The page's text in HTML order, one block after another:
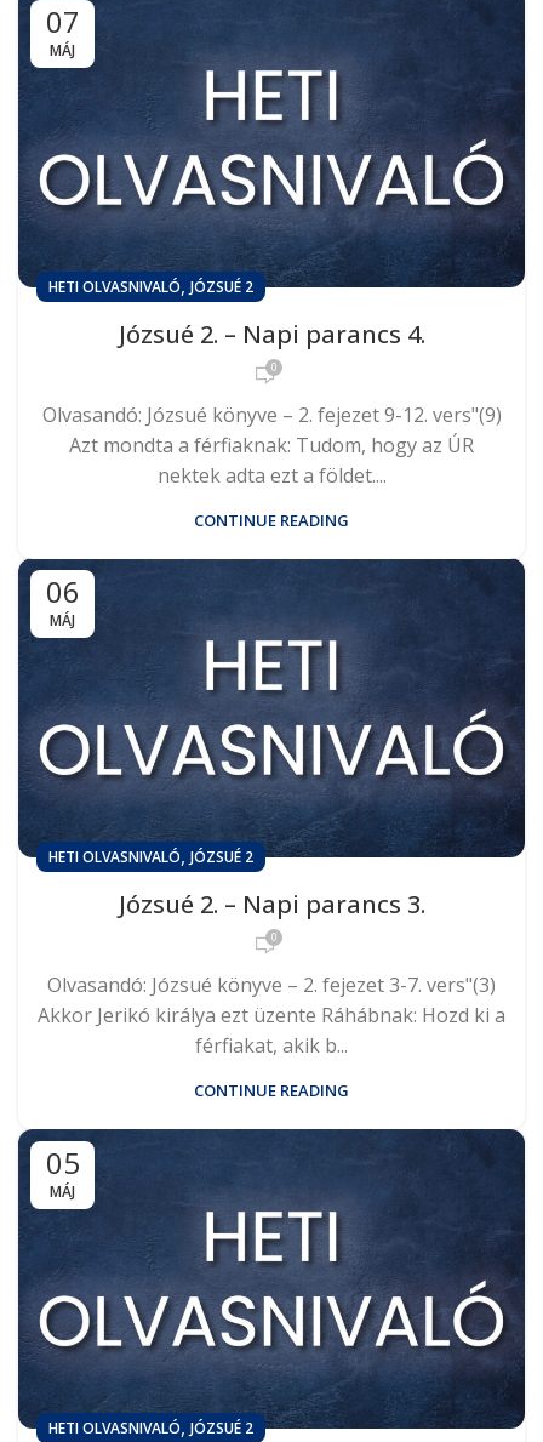
07
MÁJ
HETI OLVASNIVALÓ, JÓZSUÉ 2
Józsué 2. – Napi parancs 4.
0
Olvasandó: Józsué könyve – 2. fejezet 9-12. vers"(9)
Azt mondta a férfiaknak: Tudom, hogy az ÚR
nektek adta ezt a földet....
CONTINUE READING
06
MÁJ
HETI OLVASNIVALÓ, JÓZSUÉ 2
Józsué 2. – Napi parancs 3.
0
Olvasandó: Józsué könyve – 2. fejezet 3-7. vers"(3)
Akkor Jerikó királya ezt üzente Ráhábnak: Hozd ki a
férfiakat, akik b...
CONTINUE READING
05
MÁJ
HETI OLVASNIVALÓ, JÓZSUÉ 2